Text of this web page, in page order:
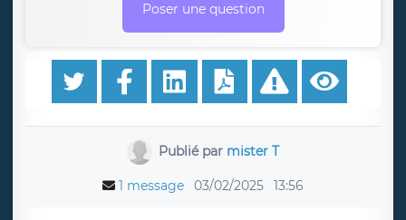
Poser une question
Publié par mister T
1 message 03/02/2025 13:56